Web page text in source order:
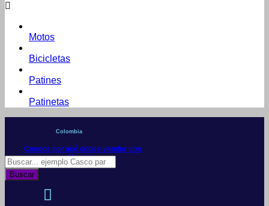
Motos
Bicicletas
Patines
Patinetas
Colombia
Conoce por qué debes vender con
Mercleta
Búsqueda
de
productos
Buscar